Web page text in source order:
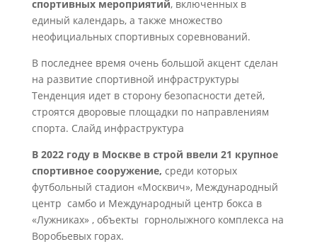
спортивных мероприятий, включенных в
единый календарь, а также множество
неофициальных спортивных соревнований.
В последнее время очень большой акцент сделан
на развитие спортивной инфраструктуры
Тенденция идет в сторону безопасности детей,
строятся дворовые площадки по направлениям
спорта. Слайд инфраструктура
В 2022 году в Москве в строй ввели 21 крупное
спортивное сооружение, среди которых
футбольный стадион «Москвич», Международный
центр самбо и Международный центр бокса в
«Лужниках» , объекты горнолыжного комплекса на
Воробьевых горах.